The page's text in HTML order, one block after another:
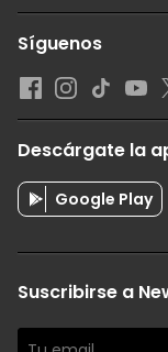
Síguenos
Descárgate la
Google Play
Suscribirse a